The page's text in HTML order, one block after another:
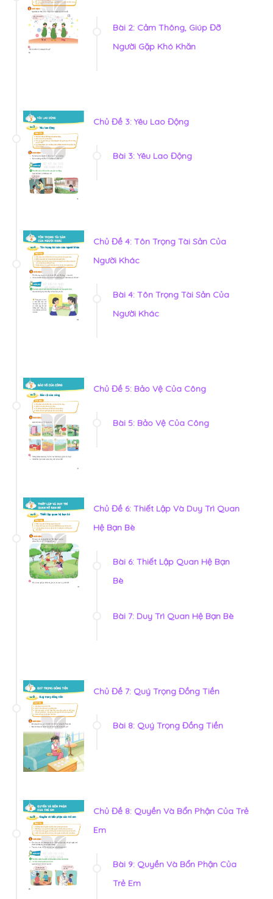
Bài 2: Cảm Thông, Giúp Đỡ
Người Gặp Khó Khăn
Chủ Đề 3: Yêu Lao Động
Bài 3: Yêu Lao Động
Chủ Đề 4: Tôn Trọng Tài Sản Của
Người Khác
Bài 4: Tôn Trọng Tài Sản Của
Người Khác
Chủ Đề 5: Bảo Vệ Của Công
Bài 5: Bảo Vệ Của Công
Chủ Đề 6: Thiết Lập Và Duy Trì Quan
Hệ Bạn Bè
Bài 6: Thiết Lập Quan Hệ Bạn
Bè
Bài 7: Duy Trì Quan Hệ Bạn Bè
Chủ Đề 7: Quý Trọng Đồng Tiền
Bài 8: Quý Trọng Đồng Tiền
Chủ Đề 8: Quyền Và Bổn Phận Của Trẻ
Em
Bài 9: Quyền Và Bổn Phận Của
Trẻ Em